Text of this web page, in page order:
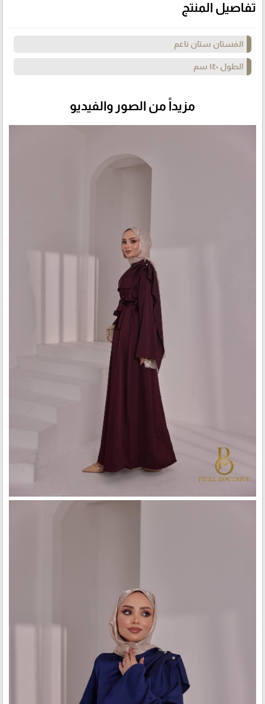
تفاصيل المنتج
الفستان ستان ناعم
الطول ١٤٠ سم
مزيداً من الصور والفيديو